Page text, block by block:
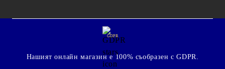
GDPR
Нашият онлайн магазин е 100% съобразен с GDPR.